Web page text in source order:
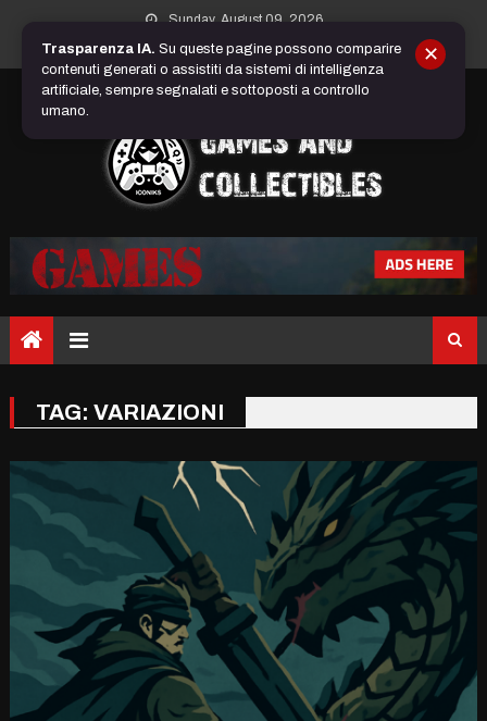
content
Sunday, August 09, 2026
TAG: VARIAZIONI
Trasparenza IA. Su queste pagine possono comparire
contenuti generati o assistiti da sistemi di intelligenza
artificiale, sempre segnalati e sottoposti a controllo
umano.
✕